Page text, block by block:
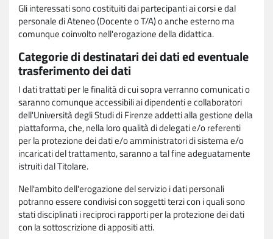
Gli interessati sono costituiti dai partecipanti ai corsi e dal
personale di Ateneo (Docente o T/A) o anche esterno ma
comunque coinvolto nell'erogazione della didattica.
Categorie di destinatari dei dati ed eventuale
trasferimento dei dati
I dati trattati per le finalità di cui sopra verranno comunicati o
saranno comunque accessibili ai dipendenti e collaboratori
dell'Università degli Studi di Firenze addetti alla gestione della
piattaforma, che, nella loro qualità di delegati e/o referenti
per la protezione dei dati e/o amministratori di sistema e/o
incaricati del trattamento, saranno a tal fine adeguatamente
istruiti dal Titolare.
Nell'ambito dell'erogazione del servizio i dati personali
potranno essere condivisi con soggetti terzi con i quali sono
stati disciplinati i reciproci rapporti per la protezione dei dati
con la sottoscrizione di appositi atti.